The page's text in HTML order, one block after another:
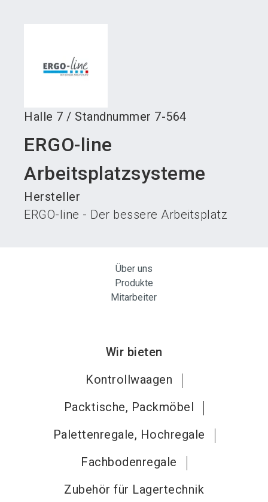
Halle 7 / Standnummer 7-564
ERGO-line
Arbeitsplatzsysteme
Hersteller
ERGO-line - Der bessere Arbeitsplatz
Über uns
Produkte
Mitarbeiter
Wir bieten
Kontrollwaagen
Packtische, Packmöbel
Palettenregale, Hochregale
Fachbodenregale
Zubehör für Lagertechnik